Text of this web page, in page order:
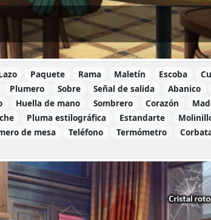
Paquete Rama Maletín Escoba
Plumero Sobre Señal de salida Abanico
Huella de mano Sombrero Corazón
Pluma estilográfica Estandarte
de mesa Teléfono Termómetro